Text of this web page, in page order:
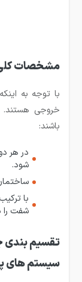
مشخصات
با توجه به
خروجی هستند.
باشند:
در هر
شود.
با
شفت را
تقسیم بندی
سیستم های